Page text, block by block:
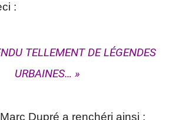
:
TELLEMENT DE LÉGENDES
URBAINES… »
Dupré a renchéri ainsi :